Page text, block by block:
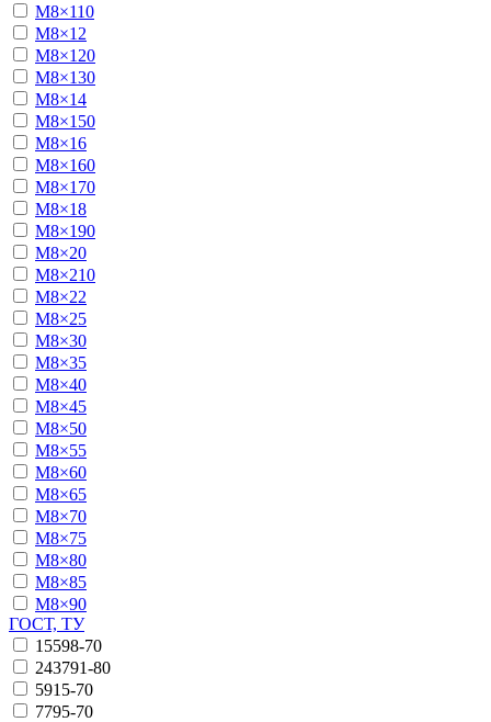
М8×110
М8×12
М8×120
М8×130
М8×14
М8×150
М8×16
М8×160
М8×170
М8×18
М8×190
М8×20
М8×210
М8×22
М8×25
М8×30
М8×35
М8×40
М8×45
М8×50
М8×55
М8×60
М8×65
М8×70
М8×75
М8×80
М8×85
М8×90
ГОСТ, ТУ
15598-70
243791-80
5915-70
7795-70